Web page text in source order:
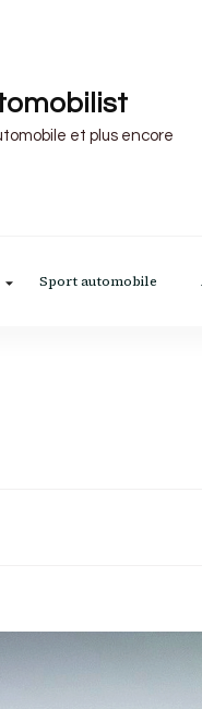
et plus encore
Sport automobile